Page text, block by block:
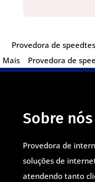
Provedora de
Mais
Provedora de
Sobre nós
Provedora de
soluções de
atendendo tanto